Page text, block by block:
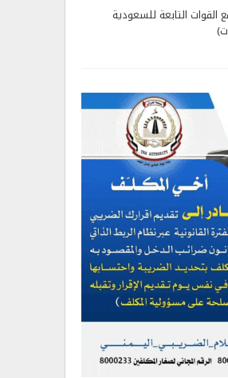
التابعة للسعودية